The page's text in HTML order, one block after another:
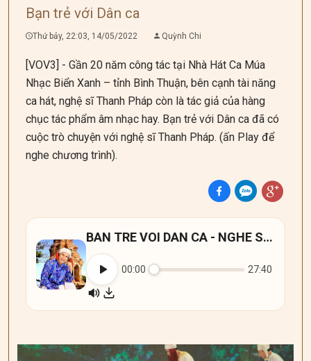
Bạn trẻ với Dân ca
Thứ bảy, 22:03, 14/05/2022 Quỳnh Chi
[VOV3] - Gần 20 năm công tác tại Nhà Hát Ca Múa
Nhạc Biển Xanh – tỉnh Bình Thuận, bên cạnh tài năng
ca hát, nghệ sĩ Thanh Pháp còn là tác giả của hàng
chục tác phẩm âm nhạc hay. Bạn trẻ với Dân ca đã có
cuộc trò chuyện với nghệ sĩ Thanh Pháp. (ấn Play để
nghe chương trình).
BAN TRE VOI DAN CA - NGHE SI THANH PHAP
00:00 27:40